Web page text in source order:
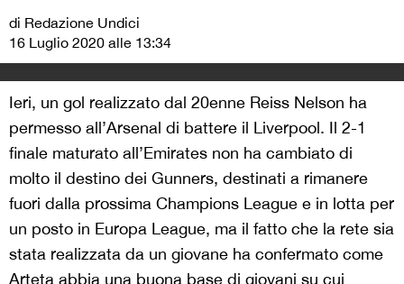
di Redazione Undici
16 Luglio 2020 alle 13:34
Ieri, un gol realizzato dal 20enne Reiss Nelson ha
permesso all’Arsenal di battere il Liverpool. Il 2-1
finale maturato all’Emirates non ha cambiato di
molto il destino dei Gunners, destinati a rimanere
fuori dalla prossima Champions League e in lotta per
un posto in Europa League, ma il fatto che la rete sia
stata realizzata da un giovane ha confermato come
Arteta abbia una buona base di giovani su cui